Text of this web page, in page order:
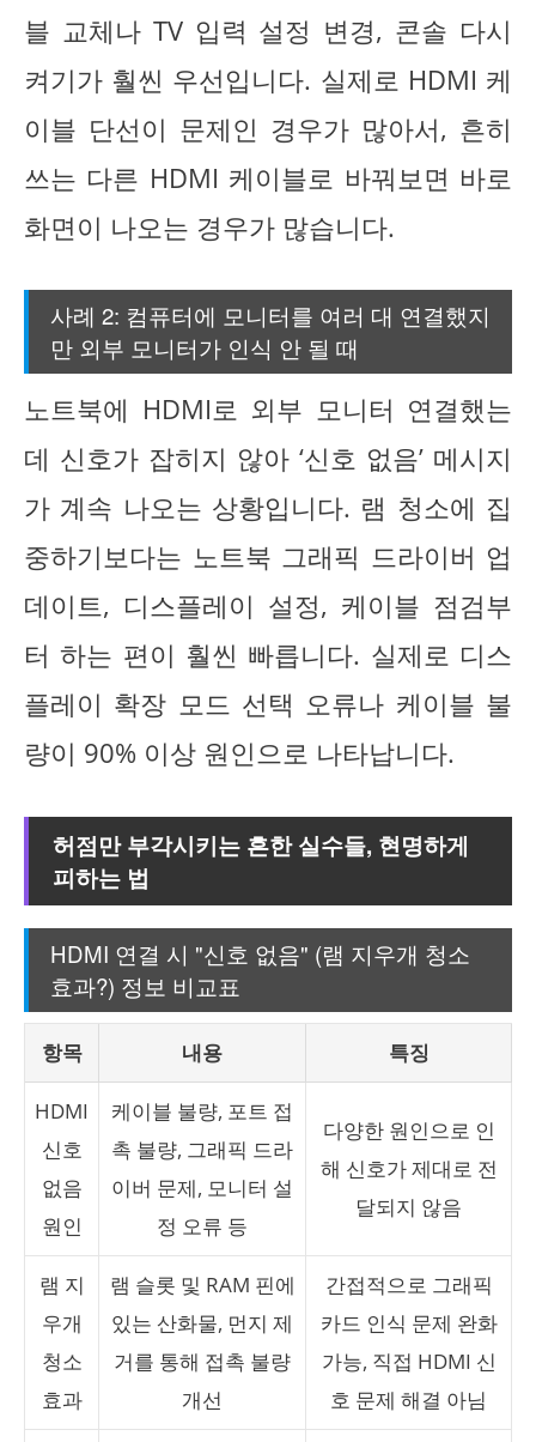
블 교체나 TV 입력 설정 변경, 콘솔 다시
켜기가 훨씬 우선입니다. 실제로 HDMI 케
이블 단선이 문제인 경우가 많아서, 흔히
쓰는 다른 HDMI 케이블로 바꿔보면 바로
화면이 나오는 경우가 많습니다.
사례 2: 컴퓨터에 모니터를 여러 대 연결했지
만 외부 모니터가 인식 안 될 때
노트북에 HDMI로 외부 모니터 연결했는
데 신호가 잡히지 않아 ‘신호 없음’ 메시지
가 계속 나오는 상황입니다. 램 청소에 집
중하기보다는 노트북 그래픽 드라이버 업
데이트, 디스플레이 설정, 케이블 점검부
터 하는 편이 훨씬 빠릅니다. 실제로 디스
플레이 확장 모드 선택 오류나 케이블 불
량이 90% 이상 원인으로 나타납니다.
허점만 부각시키는 흔한 실수들, 현명하게
피하는 법
HDMI 연결 시 "신호 없음" (램 지우개 청소
효과?) 정보 비교표
항목 내용 특징
HDMI
신호
없음
원인
케이블 불량, 포트 접
촉 불량, 그래픽 드라
이버 문제, 모니터 설
정 오류 등
다양한 원인으로 인
해 신호가 제대로 전
달되지 않음
램 지
우개
청소
효과
램 슬롯 및 RAM 핀에
있는 산화물, 먼지 제
거를 통해 접촉 불량
개선
간접적으로 그래픽
카드 인식 문제 완화
가능, 직접 HDMI 신
호 문제 해결 아님